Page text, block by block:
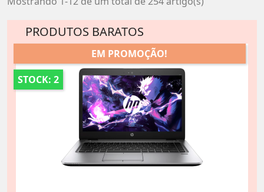
PRODUTOS BARATOS
EM PROMOÇÃO!
STOCK: 2